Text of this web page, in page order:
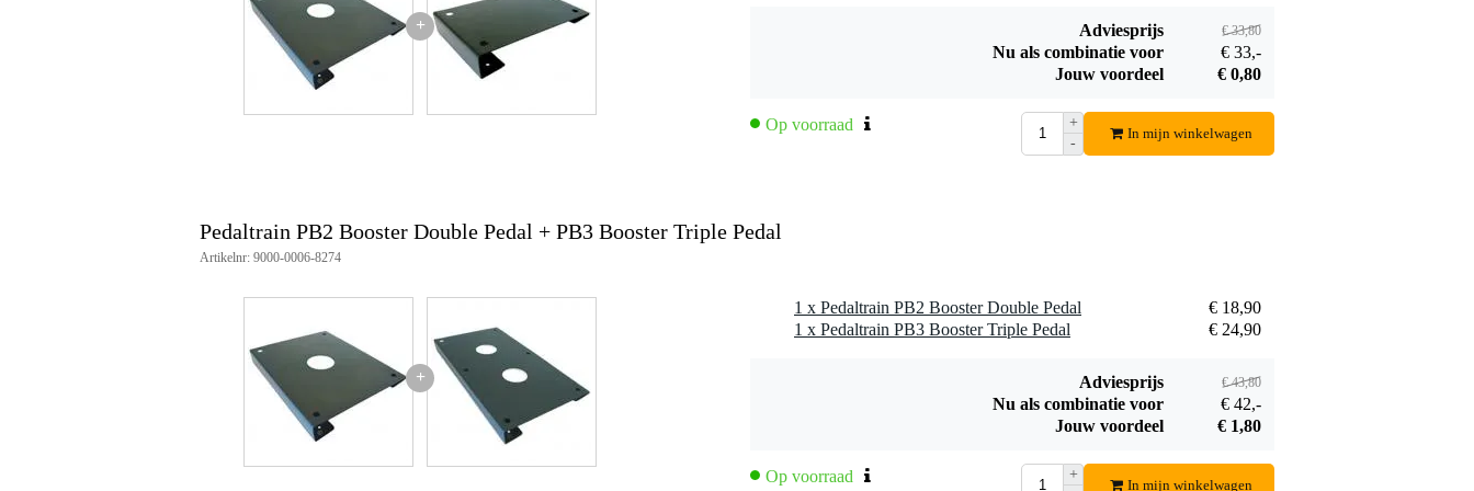
+ Adviesprijs € 33,80
Nu als combinatie voor
€ 33,-
Jouw voordeel
€ 0,80
Op voorraad
+
-
In mijn winkelwagen
Pedaltrain PB2 Booster Double Pedal + PB3 Booster Triple Pedal
Artikelnr: 9000-0006-8274
+
1 x Pedaltrain PB2 Booster Double Pedal
€ 18,90
1 x Pedaltrain PB3 Booster Triple Pedal
€ 24,90
Adviesprijs € 43,80
Nu als combinatie voor
€ 42,-
Jouw voordeel
€ 1,80
Op voorraad
+
In mijn winkelwagen